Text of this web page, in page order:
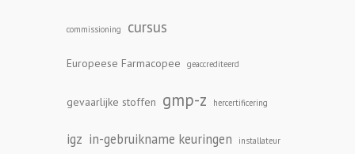
commissioning cursus
Europeese Farmacopee geaccrediteerd
gevaarlijke stoffen gmp-z hercertificering
igz in-gebruikname keuringen installateur